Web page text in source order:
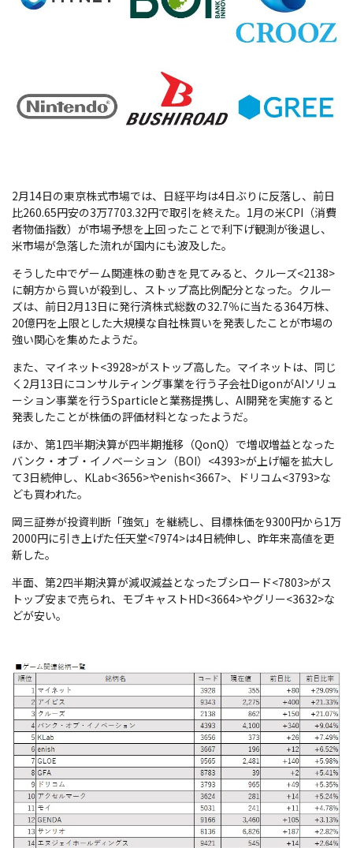
2月14日の東京株式市場では、日経平均は4日ぶりに反落し、前日
比260.65円安の3万7703.32円で取引を終えた。1月の米CPI（消費
者物価指数）が市場予想を上回ったことで利下げ観測が後退し、
米市場が急落した流れが国内にも波及した。
そうした中でゲーム関連株の動きを見てみると、クルーズ<2138>
に朝方から買いが殺到し、ストップ高比例配分となった。クルー
ズは、前日2月13日に発行済株式総数の32.7％に当たる364万株、
20億円を上限とした大規模な自社株買いを発表したことが市場の
強い関心を集めたようだ。
また、マイネット<3928>がストップ高した。マイネットは、同じ
く2月13日にコンサルティング事業を行う子会社DigonがAIソリュ
ーション事業を行うSparticleと業務提携し、AI開発を実施すると
発表したことが株価の評価材料となったようだ。
ほか、第1四半期決算が四半期推移（QonQ）で増収増益となった
バンク・オブ・イノベーション（BOI）<4393>が上げ幅を拡大し
て3日続伸し、KLab<3656>やenish<3667>、ドリコム<3793>な
ども買われた。
岡三証券が投資判断「強気」を継続し、目標株価を9300円から1万
2000円に引き上げた任天堂<7974>は4日続伸し、昨年来高値を更
新した。
半面、第2四半期決算が減収減益となったブシロード<7803>がス
トップ安まで売られ、モブキャストHD<3664>やグリー<3632>な
どが安い。